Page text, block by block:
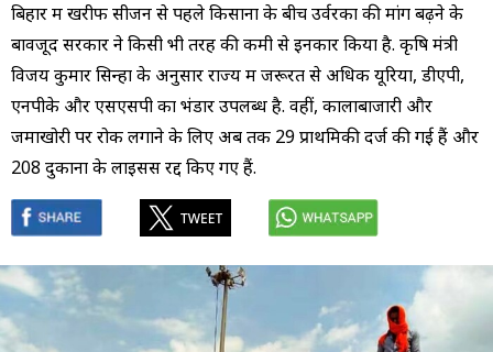
बिहार में खरीफ सीजन से पहले किसानों के बीच उर्वरकों की मांग बढ़ने के
बावजूद सरकार ने किसी भी तरह की कमी से इनकार किया है. कृषि मंत्री
विजय कुमार सिन्हा के अनुसार राज्य में जरूरत से अधिक यूरिया, डीएपी,
एनपीके और एसएसपी का भंडार उपलब्ध है. वहीं, कालाबाजारी और
जमाखोरी पर रोक लगाने के लिए अब तक 29 प्राथमिकी दर्ज की गई हैं और
208 दुकानों के लाइसेंस रद्द किए गए हैं.